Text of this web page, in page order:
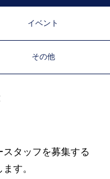
イベント
その他
タッフを募集する
す。